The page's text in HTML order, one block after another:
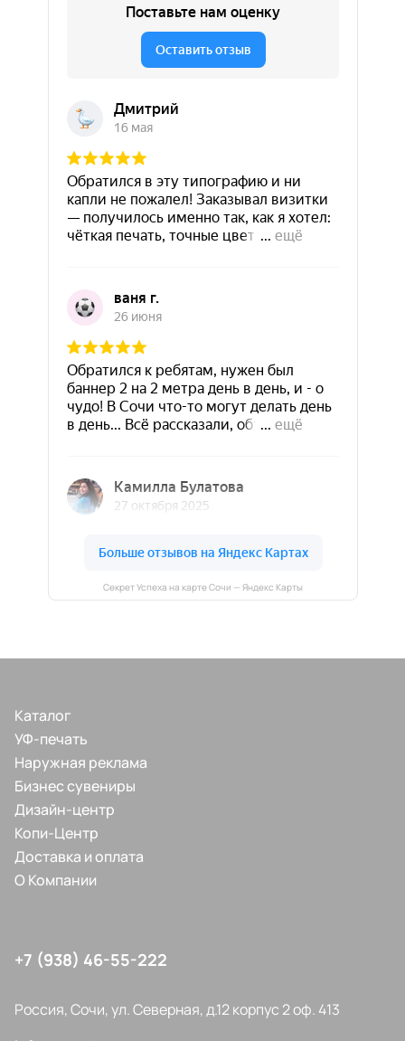
Секрет Успеха на карте Сочи — Яндекс Карты
Каталог
УФ-печать
Наружная реклама
Бизнес сувениры
Дизайн-центр
Копи-Центр
Доставка и оплата
О Компании
+7 (938) 46-55-222
Россия, Сочи, ул. Северная, д.12 корпус 2 оф. 413